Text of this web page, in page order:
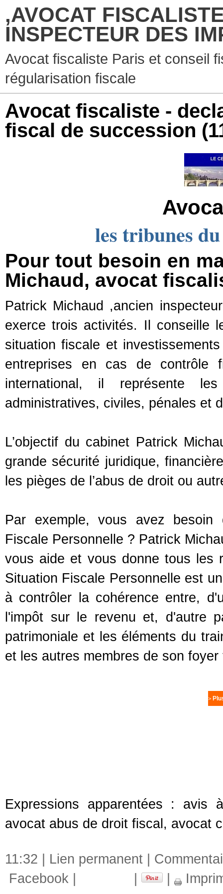
,AVOCAT
INSPECTEUR DES
Avocat fiscaliste Paris et conseil
régularisation fiscale
Avocat fiscaliste -
fiscal de succession
les tribunes
Pour tout besoin en
Michaud, avocat
Patrick Michaud ,ancien
exerce trois activités. Il conseille
situation fiscale et
entreprises en cas de contrôle
international, il représente
administratives, civiles, pénales et
L’objectif du cabinet Patrick
grande sécurité juridique,
les pièges de l’abus de droit ou
Par exemple, vous avez besoin
Fiscale Personnelle ? Patrick
vous aide et vous donne tous les
Situation Fiscale Personnelle est
à contrôler la cohérence entre,
l'impôt sur le revenu et, d'autre
patrimoniale et les éléments du
et les autres membres de son foyer
>
Expressions apparentées : avis
avocat abus de droit fiscal , avocat
11:32 | Lien permanent
Facebook